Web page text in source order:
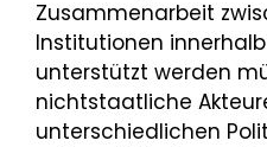
Zusammenarbeit
Institutionen
unterstützt werden
nichtstaatliche
unterschiedlichen